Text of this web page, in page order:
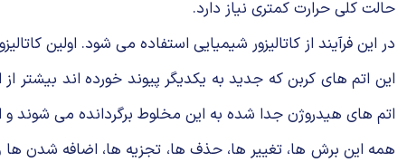
حالت کلی حرارت کمتری نیاز دارد.
در این فرآیند از کاتالیزور شیمیایی استفاده می شود. اولین
این اتم های کربن که جدید به یکدیگر پیوند خورده اند بیشتر
اتم های هیدروژن جدا شده به این مخلوط برگردانده می شوند و
همه این برش ها، تغییر ها، حذف ها، تجزیه ها، اضافه شدن